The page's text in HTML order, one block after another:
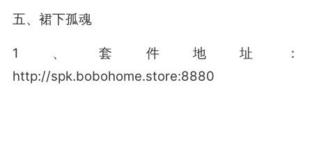
五、裙下孤魂
1、套件地址：
http://spk.bobohome.store:8880